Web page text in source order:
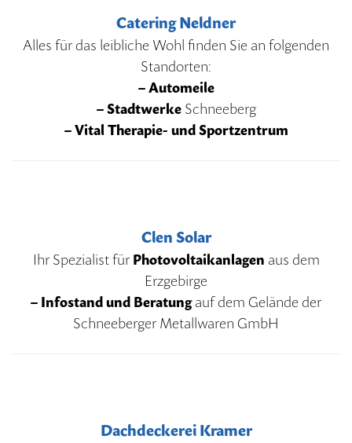
Catering Neldner
Alles für das leibliche Wohl finden Sie an folgenden
Standorten:
– Automeile
– StadtwerkeSchneeberg
– Vital Therapie- und Sportzentrum
Clen Solar
Ihr Spezialist für Photovoltaikanlagen aus dem
Erzgebirge
– Infostand und Beratungauf dem Gelände der
Schneeberger Metallwaren GmbH
Dachdeckerei Kramer